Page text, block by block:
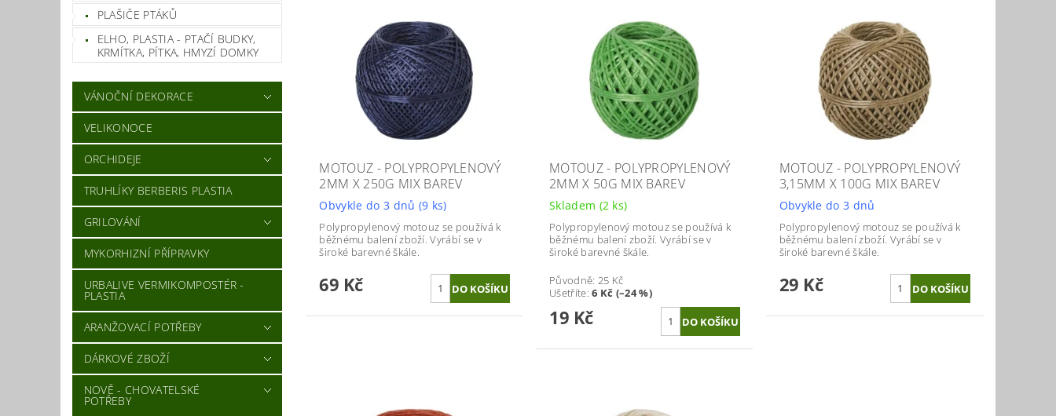
PLAŠIČE PTÁKŮ
ELHO, PLASTIA - PTAČÍ BUDKY,
KRMÍTKA, PÍTKA, HMYZÍ DOMKY
VÁNOČNÍ DEKORACE
VELIKONOCE
ORCHIDEJE
TRUHLÍKY BERBERIS PLASTIA
GRILOVÁNÍ
MYKORHIZNÍ PŘÍPRAVKY
URBALIVE VERMIKOMPOSTÉR -
PLASTIA
ARANŽOVACÍ POTŘEBY
DÁRKOVÉ ZBOŽÍ
NOVĚ - CHOVATELSKÉ
POTŘEBY
MOTOUZ - POLYPROPYLENOVÝ
2MM X 250G MIX BAREV
Obvykle do 3 dnů (9 ks)
Polypropylenový motouz se používá k
běžnému balení zboží. Vyrábí se v
široké barevné škále.
69 Kč
MOTOUZ - POLYPROPYLENOVÝ
2MM X 50G MIX BAREV
Skladem (2 ks)
Polypropylenový motouz se používá k
běžnému balení zboží. Vyrábí se v
široké barevné škále.
Původně: 25 Kč
Ušetříte:6 Kč (–24 %)
19 Kč
MOTOUZ - POLYPROPYLENOVÝ
3,15MM X 100G MIX BAREV
Obvykle do 3 dnů
Polypropylenový motouz se používá k
běžnému balení zboží. Vyrábí se v
široké barevné škále.
29 Kč